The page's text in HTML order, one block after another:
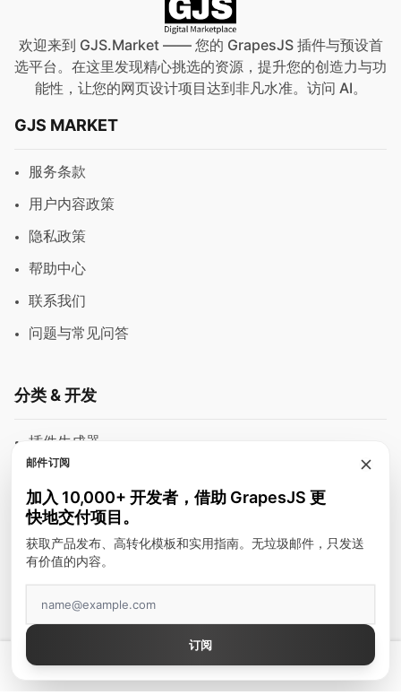
💡 拥有真正好用的 GrapesJS 编辑器 — 起价 $300
欢迎来到 GJS.Market —— 您的 GrapesJS 插件与预设首
选平台。在这里发现精心挑选的资源，提升您的创造力与功
能性，让您的网页设计项目达到非凡水准。访问 AI。
GJS MARKET
服务条款
用户内容政策
隐私政策
帮助中心
联系我们
问题与常见问答
分类 & 开发
插件生成器
模块
富文本编辑器
邮件模板
建站工具
顶级作者
GrapesJS Official
邮件订阅
加入 10,000+ 开发者，借助 GrapesJS 更
快地交付项目。
获取产品发布、高转化模板和实用指南。无垃圾邮件，只发送
有价值的内容。
订阅